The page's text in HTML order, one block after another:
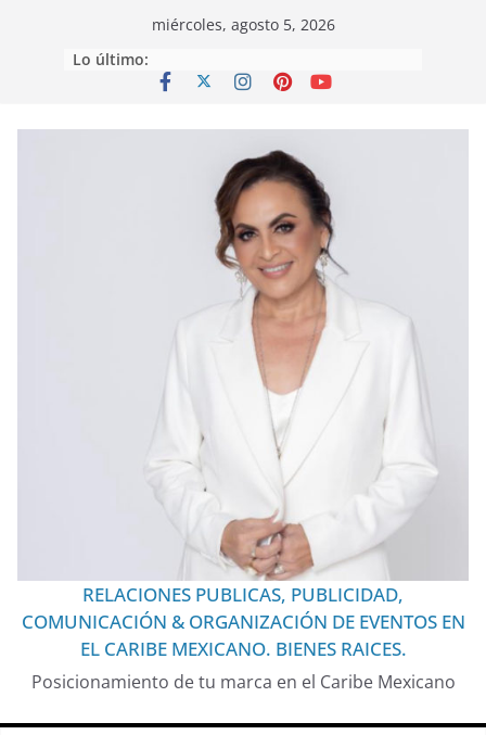
miércoles, agosto 5, 2026
Lo último:
RELACIONES PUBLICAS, PUBLICIDAD,
COMUNICACIÓN & ORGANIZACIÓN DE EVENTOS EN
EL CARIBE MEXICANO. BIENES RAICES.
Posicionamiento de tu marca en el Caribe Mexicano